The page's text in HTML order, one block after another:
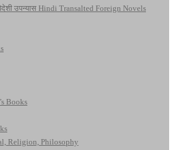
उपन्यास Hindi Transalted Foreign Novels
Books
Religion, Philosophy